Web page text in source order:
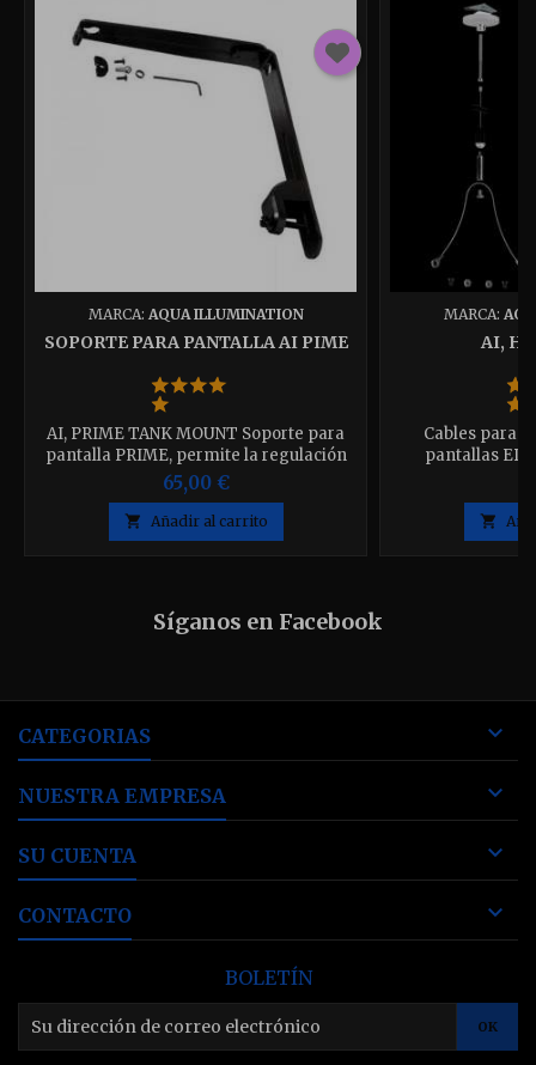
MARCA: AQUA ILLUMINATION
SOPORTE PARA PANTALLA AI PIME
AI, PRIME TANK MOUNT Soporte para
pantalla PRIME, permite la regulación
angular Disponible en color Negro.
65,00 €
 Añadir al carrito
MARCA:
AI,
Cables para
pantallas

Síganos en Facebook
CATEGORIAS 
NUESTRA EMPRESA 
SU CUENTA 
CONTACTO 
BOLETÍN